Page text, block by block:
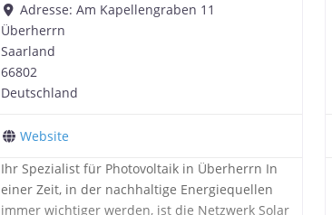
Adresse:Am Kapellengraben 11
Überherrn
Saarland
66802
Deutschland
Website
Ihr Spezialist für Photovoltaik in Überherrn In
einer Zeit, in der nachhaltige Energiequellen
immer wichtiger werden, ist die Netzwerk Solar